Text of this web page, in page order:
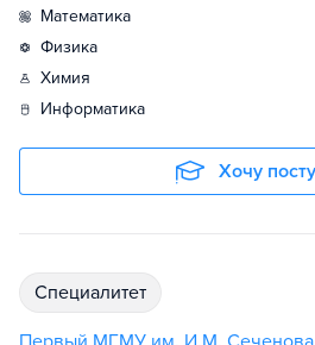
математика
физика
химия
информатика
Хочу
специалитет